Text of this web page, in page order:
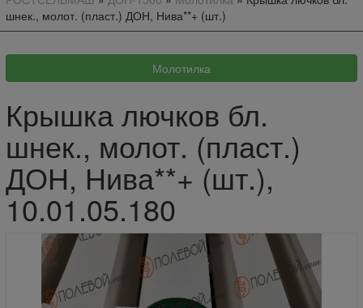
шнек., молот. (пласт.) ДОН, Нива**+ (шт.)
Крышка лючков бл.
шнек., молот. (пласт.)
ДОН, Нива**+ (шт.),
10.01.05.180